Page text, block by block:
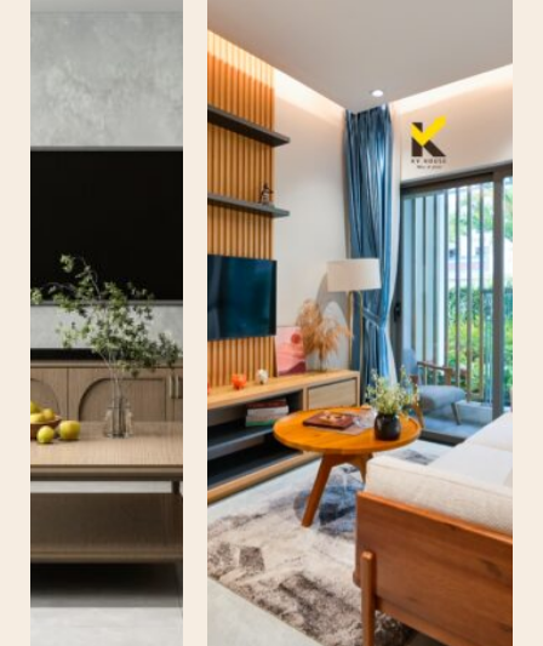
PENTHOUSE CĂN HỘ MẪU – CHARM CITY